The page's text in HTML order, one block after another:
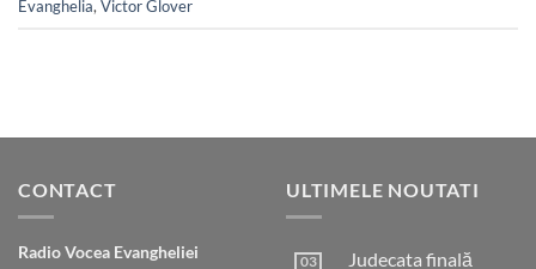
Evanghelia, Victor Glover
CONTACT
Radio Vocea Evangheliei
ULTIMELE NOUTATI
03 Judecata finală